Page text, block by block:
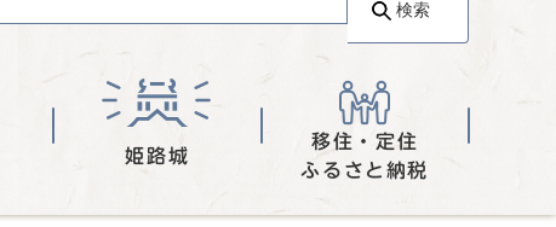
検索
姫路城
移住・定住
ふるさと納税